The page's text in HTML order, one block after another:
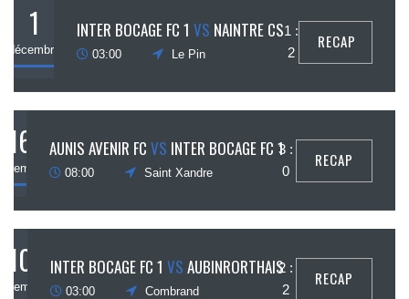
1
décembre
INTER BOCAGE FC 1 VS NAINTRE CS
03:00 Le Pin
1 :
2
RECAP
16 AUNIS AVENIR FC VS INTER BOCAGE FC 1
08:00 Saint Xandre
3 :
0
RECAP
10 INTER BOCAGE FC 1 VS AUBINRORTHAIS
03:00 Combrand
2 :
2
RECAP